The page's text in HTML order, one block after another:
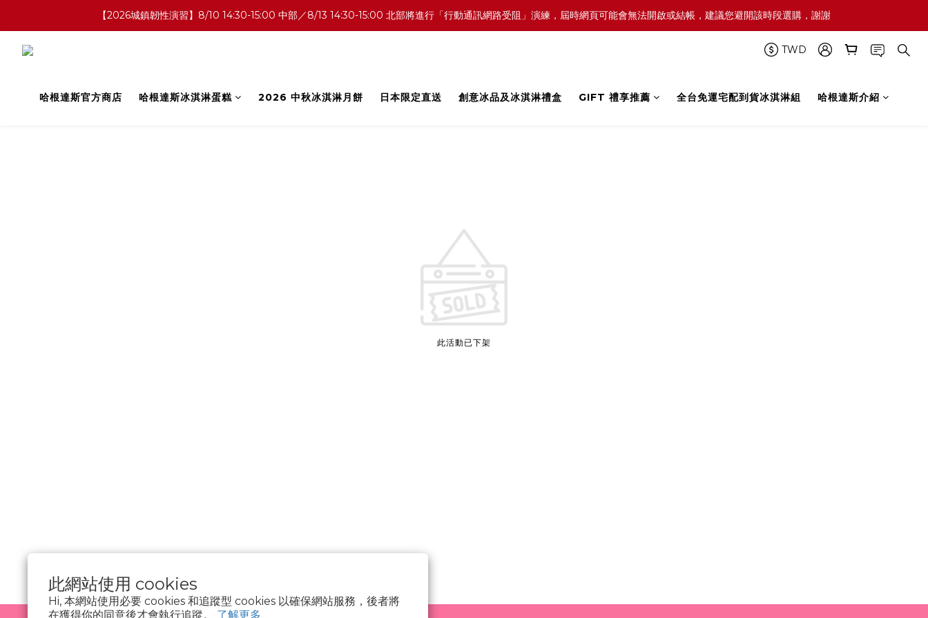
此網站使用 cookies
Hi, 本網站使用必要 cookies 和追蹤型 cookies 以確保網站服務，後者將
在獲得你的同意後才會執行追蹤。 了解更多
【2026城鎮韌性演習】8/10 14:30-15:00 中部／8/13 14:30-15:00 北部將進行「行動通訊網路受阻」演練，屆時網頁可能會無法開啟或結帳，建議您避開該時段選購，謝謝
TWD
哈根達斯官方商店 哈根達斯冰淇淋蛋糕 2026 中秋冰淇淋月餅 日本限定直送 創意冰品及冰淇淋禮盒 GIFT 禮享推薦 全台免運宅配到貨冰淇淋組 哈根達斯介紹
此活動已下架